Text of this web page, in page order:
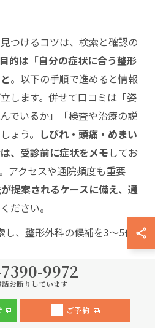
つけるコツは、検索と確認の
目的は「自分の症状に合う整形
。以下の手順で進めると情報
します。併せて口コミは「姿
でいるか」「検査や治療の説
ょう。 しびれ・頭痛・めまい
、受診前に症状をメモしてお
アクセスや通院頻度も重要
提案されるケースに備え、通
ださい。
、整形外科の候補を3〜5件
容と検査・理学療法の体制を確
や一貫性を基準にし、極端な
い
9972
お断りしています
ご予約